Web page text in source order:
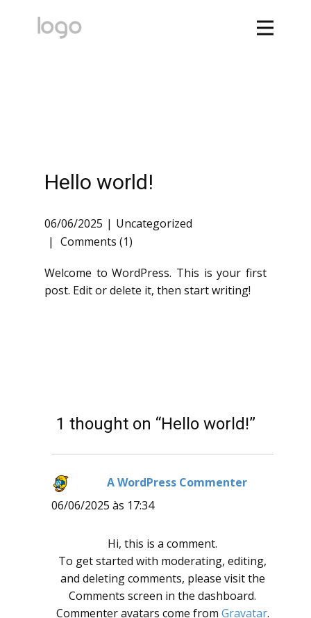
Hello world!
06/06/2025
Uncategorized
Comments (1)
Welcome to WordPress. This is your first
post. Edit or delete it, then start writing!
1 thought on “Hello world!”
A WordPress Commenter
06/06/2025 às 17:34
Hi, this is a comment.
To get started with moderating, editing,
and deleting comments, please visit the
Comments screen in the dashboard.
Commenter avatars come from Gravatar.